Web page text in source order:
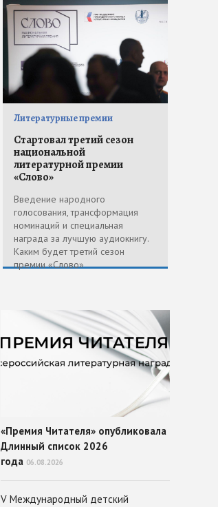
Литературные премии
Стартовал третий сезон
национальной
литературной премии
«Слово»
Введение народного
голосования, трансформация
номинаций и специальная
награда за лучшую аудиокнигу.
Каким будет третий сезон
премии «Слово»
«Премия Читателя» опубликовала
Длинный список 2026
года 06.08.2026
V Международный детский